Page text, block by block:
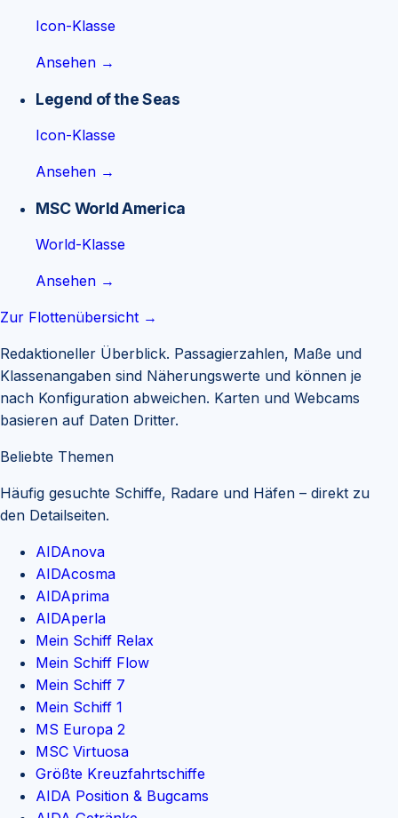
Icon-Klasse
Ansehen →
Legend of the Seas
Icon-Klasse
Ansehen →
MSC World America
World-Klasse
Ansehen →
Zur Flottenübersicht →
Redaktioneller Überblick. Passagierzahlen, Maße und
Klassenangaben sind Näherungswerte und können je
nach Konfiguration abweichen. Karten und Webcams
basieren auf Daten Dritter.
Beliebte Themen
Häufig gesuchte Schiffe, Radare und Häfen – direkt zu
den Detailseiten.
AIDAnova
AIDAcosma
AIDAprima
AIDAperla
Mein Schiff Relax
Mein Schiff Flow
Mein Schiff 7
Mein Schiff 1
MS Europa 2
MSC Virtuosa
Größte Kreuzfahrtschiffe
AIDA Position & Bugcams